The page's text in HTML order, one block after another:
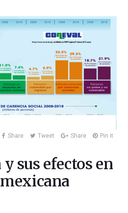
Share Tweet Share Pin it
sus efectos en